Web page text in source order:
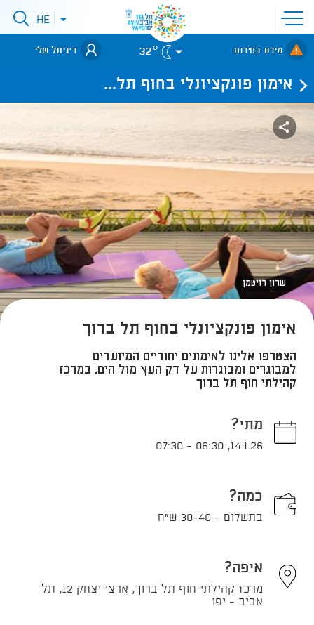
פתיחת
תפריט
אתר
לאתר עיריית
תל-אביב
פתיחתHE
מידע בחירום 32° דיגיתל שלי
אימון פונקציונלי בחוף תל...
שרון רויטמן
אימון פונקציונלי בחוף תל ברוך
הצטרפו אלינו לאימונים יחודיים המיועדים
למבוגרים ומבוגרות על דק העץ מול הים. במרכז
קהילתי חוף תל ברוך
מתי?
14.1.26
,
06:30
-
07:30
כמה?
בתשלום - 30-40 ש"ח
איפה?
מרכז קהילתי חוף תל ברוך, ארצי יצחק 12, תל
אביב - יפו